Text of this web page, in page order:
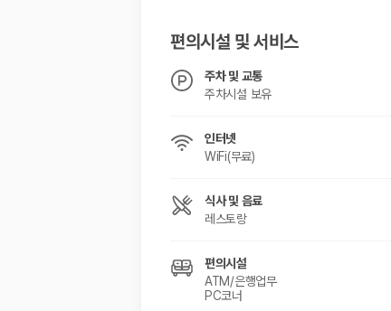
제주렌트카 가격비교 주요 링크
제주도 렌트카 실시간 최저가 가격비교
편의시설 및 서비스
주차 및 교통
주차시설 보유
인터넷
WiFi(무료)
식사 및 음료
레스토랑
편의시설
ATM/은행업무
PC코너